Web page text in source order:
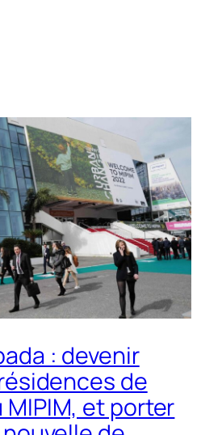
: devenir
de
MIPIM, et porter